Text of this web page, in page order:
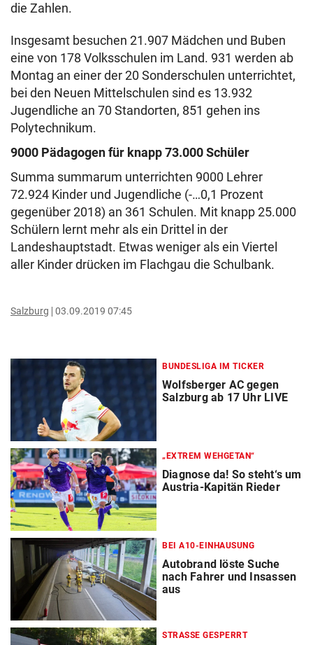
die Zahlen.
Insgesamt besuchen 21.907 Mädchen und Buben
eine von 178 Volksschulen im Land. 931 werden ab
Montag an einer der 20 Sonderschulen unterrichtet,
bei den Neuen Mittelschulen sind es 13.932
Jugendliche an 70 Standorten, 851 gehen ins
Polytechnikum.
9000 Pädagogen für knapp 73.000 Schüler
Summa summarum unterrichten 9000 Lehrer
72.924 Kinder und Jugendliche (-…0,1 Prozent
gegenüber 2018) an 361 Schulen. Mit knapp 25.000
Schülern lernt mehr als ein Drittel in der
Landeshauptstadt. Etwas weniger als ein Viertel
aller Kinder drücken im Flachgau die Schulbank.
Salzburg 03.09.2019 07:45
BUNDESLIGA IM TICKER
Wolfsberger AC gegen
Salzburg ab 17 Uhr LIVE
„EXTREM WEHGETAN“
Diagnose da! So steht‘s um
Austria-Kapitän Rieder
BEI A10-EINHAUSUNG
Autobrand löste Suche
nach Fahrer und Insassen
aus
STRASSE GESPERRT